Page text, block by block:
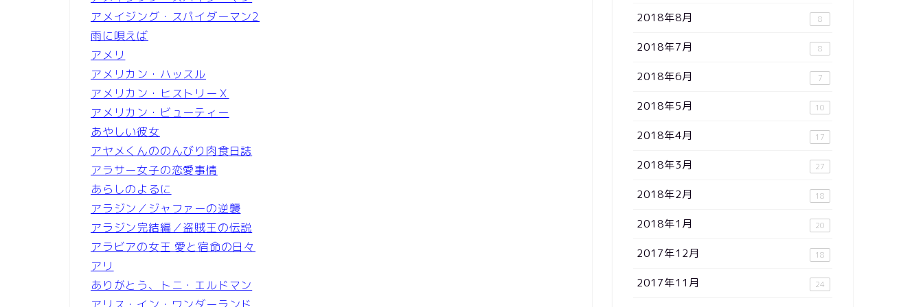
アメイジング・スパイダーマン2
雨に唄えば
アメリ
アメリカン・ハッスル
アメリカン・ヒストリーＸ
アメリカン・ビューティー
あやしい彼女
アヤメくんののんびり肉食日誌
アラサー女子の恋愛事情
あらしのよるに
アラジン／ジャファーの逆襲
アラジン完結編／盗賊王の伝説
アラビアの女王 愛と宿命の日々
アリ
ありがとう、トニ・エルドマン
2018年8月 8
2018年7月 8
2018年6月 7
2018年5月 10
2018年4月 17
2018年3月 27
2018年2月 18
2018年1月 20
2017年12月 18
2017年11月 24